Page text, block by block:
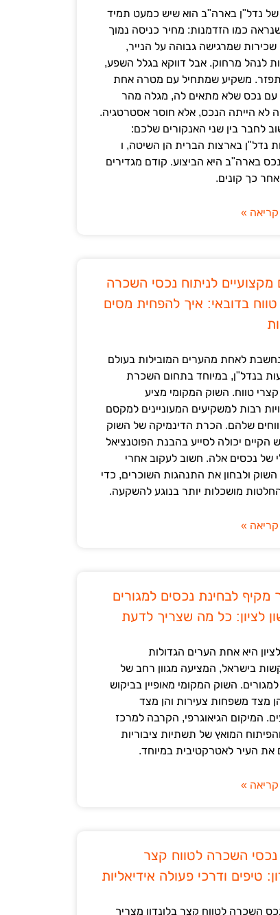
נדל"ן בארה"ב הוא שיש כמעט תמיד
כמו הזדמנות: מחיר כניסה נמוך
שכירות שמרגישה גבוהה על הנייר,
לנהל מרחוק. אבל דווקא בגלל השפע,
משקיע שמתחיל עם מטרה אחת
עם נכס שלא מתאים לה, מגלה מהר
לא הייתה הנכס, אלא חוסר אסטרטגיה.
לחבר בין שני האנקורים שלכם:
נדל"ן בארצות הברית הן השיטה, ו
בארה"ב היא הביצוע. קודם מגדירים
כך קונים.
»
מקצועיים לניתוח נכסי השכרה
בדובאי: איך להפחית מסים
נחשבת לאחת מהערים המובילות בעולם
בנדל"ן, במיוחד בתחום השכרת
טווח. השוק המקומי מציע
רבות למשקיעים המעוניינים למקסם
שלהם. הכרת הדינמיקה של השוק
הקיים יכולה לסייע בהבנת הפוטנציאל
של נכסים אלה. חשוב לעקוב אחרי
ולבחון את התנהגות השוכרים, כדי
מושכלות יותר בנוגע להשקעה.
»
מקיף לבחינת נכסים למגורים
לציון: כל מה שצריך לדעת
היא אחת הערים הגדולות
בישראל, המציעה מגוון רחב של
השוק המקומי מאופיין בביקוש
מצד משפחות צעירות והן מצד
המיקום הגיאוגרפי, הקרבה למרכז
המואץ של תשתיות ציבוריות
את העיר לאטרקטיבית במיוחד.
»
נכסי השכרה לטווח קצר
טיפים ודרכי פעולה אידיאליות
השכרה לטווח קצר בלונדון מצריך